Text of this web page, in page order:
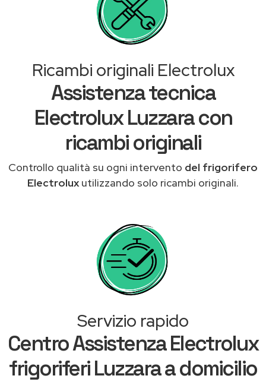
Ricambi originali Electrolux
Assistenza tecnica
Electrolux Luzzara con
ricambi originali
Controllo qualità su ogni intervento del frigorifero
Electrolux utilizzando solo ricambi originali.
Servizio rapido
Centro Assistenza Electrolux
frigoriferi Luzzara a domicilio